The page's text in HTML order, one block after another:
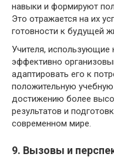
навыки и формируют
Это отражается на их
готовности к будущей
Учителя,
эффективно
адаптировать его к
положительную
достижению более
результатов и
современном мире.
9. Вызовы и